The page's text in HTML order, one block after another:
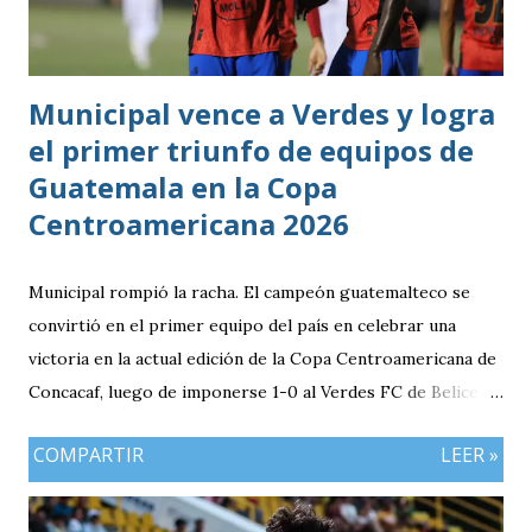
Bicolor a llegar a la última jornada pendiente de otros
resultados, particularmente del de Honduras vs. Panamá.
Municipal vence a Verdes y logra
el primer triunfo de equipos de
Guatemala en la Copa
Centroamericana 2026
Municipal rompió la racha. El campeón guatemalteco se
convirtió en el primer equipo del país en celebrar una
victoria en la actual edición de la Copa Centroamericana de
Concacaf, luego de imponerse 1-0 al Verdes FC de Belice en
con la obligación de sumar luego del empate (1-1) en casa
frente al Cartaginés de Costa Rica. Además, el resultado
adquiría mayor relevancia después de un complicado
COMPARTIR LEER »